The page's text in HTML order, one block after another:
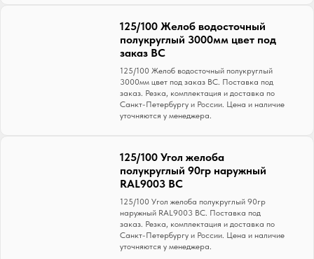
125/100 Желоб водосточный
полукруглый 3000мм цвет под
заказ ВС
125/100 Желоб водосточный полукруглый
3000мм цвет под заказ ВС. Поставка под
заказ. Резка, комплектация и доставка по
Санкт-Петербургу и России. Цена и наличие
уточняются у менеджера.
125/100 Угол желоба
полукруглый 90гр наружный
RAL9003 ВС
125/100 Угол желоба полукруглый 90гр
наружный RAL9003 ВС. Поставка под
заказ. Резка, комплектация и доставка по
Санкт-Петербургу и России. Цена и наличие
уточняются у менеджера.